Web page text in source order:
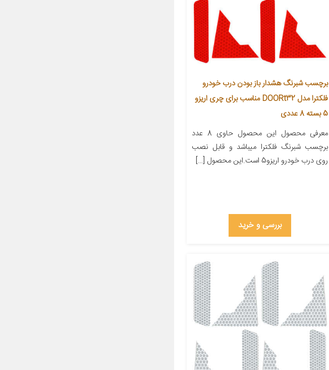
برچسب شبرنگ هشدار باز بودن درب خودرو
فلکترا مدل DOORt32 مناسب برای چری اریزو
5 بسته 8 عددی
معرفی محصول این محصول حاوی 8 عدد
برچسب شبرنگ فلکترا میباشد و قابل نصب
روی درب خودرو اریزو5 است.این محصول […]
بررسی و خرید